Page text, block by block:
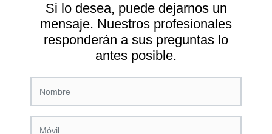
Si lo desea, puede dejarnos un
mensaje. Nuestros profesionales
responderán a sus preguntas lo
antes posible.